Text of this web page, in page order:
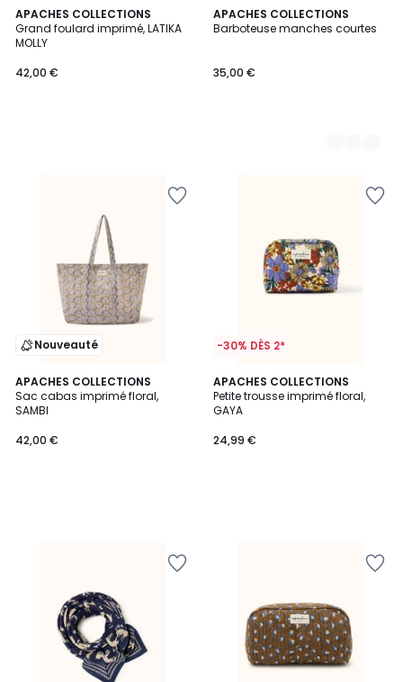
APACHES COLLECTIONS
Grand foulard imprimé, LATIKA
MOLLY
42,00 €
APACHES COLLECTIONS
Barboteuse manches courtes
35,00 €
2
Couleurs
Nouveauté
APACHES COLLECTIONS
Sac cabas imprimé floral,
SAMBI
42,00 €
-30% DÈS 2*
APACHES COLLECTIONS
Petite trousse imprimé floral,
GAYA
24,99 €